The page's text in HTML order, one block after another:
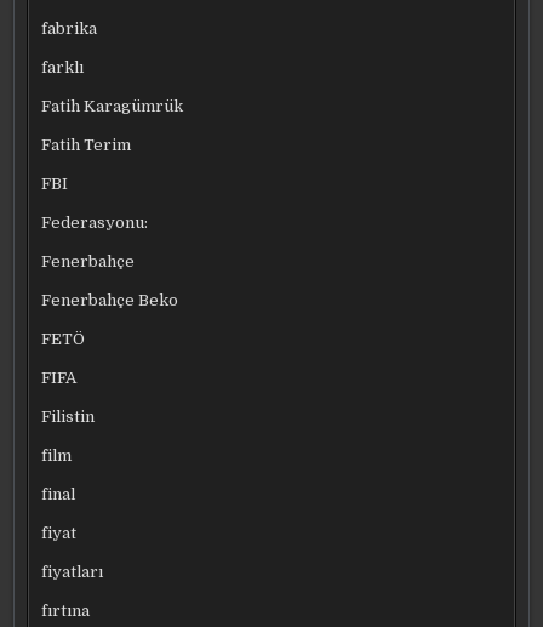
fabrika
farklı
Fatih Karagümrük
Fatih Terim
FBI
Federasyonu:
Fenerbahçe
Fenerbahçe Beko
FETÖ
FIFA
Filistin
film
final
fiyat
fiyatları
fırtına